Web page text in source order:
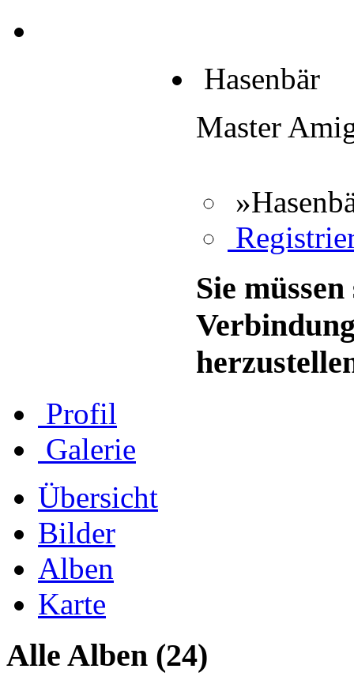
Hasenbär
Master
Sie
Profil
Galerie
Übersicht
Bilder
Alben
Karte
Alle Alben (24)